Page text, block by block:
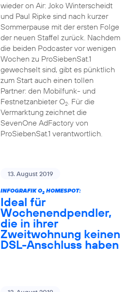
wieder on Air: Joko Winterscheidt
und Paul Ripke sind nach kurzer
Sommerpause mit der ersten Folge
der neuen Staffel zurück. Nachdem
die beiden Podcaster vor wenigen
Wochen zu ProSiebenSat.1
gewechselt sind, gibt es pünktlich
zum Start auch einen tollen
Partner: den Mobilfunk- und
Festnetzanbieter O2. Für die
Vermarktung zeichnet die
SevenOne AdFactory von
ProSiebenSat.1 verantwortlich.
13. August 2019
INFOGRAFIK O2HOMESPOT:
Ideal für
Wochenendpendler,
die in ihrer
Zweitwohnung keinen
DSL-Anschluss haben